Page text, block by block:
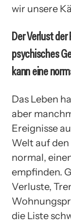
wir unsere
Der Verlust
psychisches
kann eine
Das Leben
aber
Ereignisse
Welt auf
normal,
empfinden.
Verluste,
die Liste